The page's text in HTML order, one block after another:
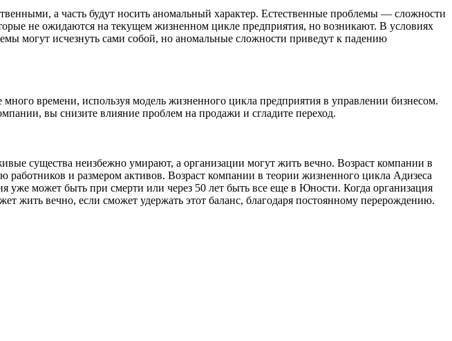
а часть будут носить аномальный характер. Естественные проблемы — сложности
не ожидаются на текущем жизненном цикле предприятия, но возникают. В условиях
могут исчезнуть сами собой, но аномальные сложности приведут к падению
времени, используя модель жизненного цикла предприятия в управлении бизнесом.
вы снизите влияние проблем на продажи и сгладите переход.
существа неизбежно умирают, а организации могут жить вечно. Возраст компании в
и размером активов. Возраст компании в теории жизненного цикла Адизеса
уже может быть при смерти или через 50 лет быть все еще в Юности. Когда организация
жить вечно, если сможет удержать этот баланс, благодаря постоянному перерождению.